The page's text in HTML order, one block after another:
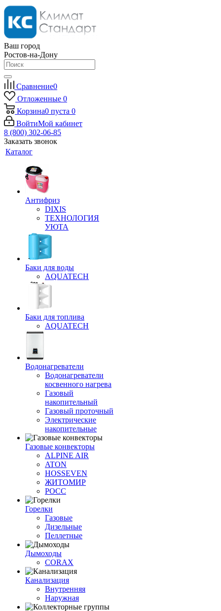
Ваш город
Ростов-на-Дону
Сравнение0
Отложенные 0
Корзина0 пуста 0
ВойтиМой кабинет
8 (800) 302-06-85
Заказать звонок
Каталог
Антифриз
DIXIS
ТЕХНОЛОГИЯ
УЮТА
Баки для воды
AQUATECH
Баки для топлива
AQUATECH
Водонагреватели
Водонагреватели
косвенного нагрева
Газовый
накопительный
Газовый проточный
Электрические
накопительные
Газовые конвекторы
ALPINE AIR
ATON
HOSSEVEN
ЖИТОМИР
РОСС
Горелки
Газовые
Дизельные
Пеллетные
Дымоходы
CORAX
Канализация
Внутренняя
Наружная